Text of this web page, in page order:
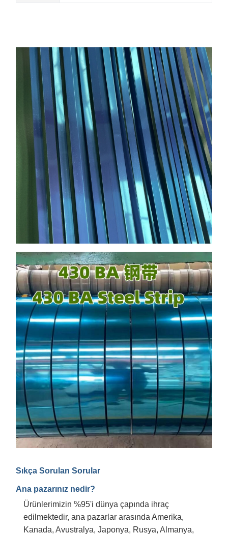
Sıkça Sorulan Sorular
Ana pazarınız nedir?
Ürünlerimizin %95'i dünya çapında ihraç
edilmektedir, ana pazarlar arasında Amerika,
Kanada, Avustralya, Japonya, Rusya, Almanya,